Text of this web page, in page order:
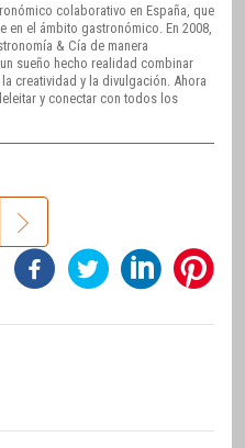
colaborativo en España, que
en el ámbito gastronómico. En 2008,
& Cía de manera
sueño hecho realidad combinar
creatividad y la divulgación. Ahora
y conectar con todos los